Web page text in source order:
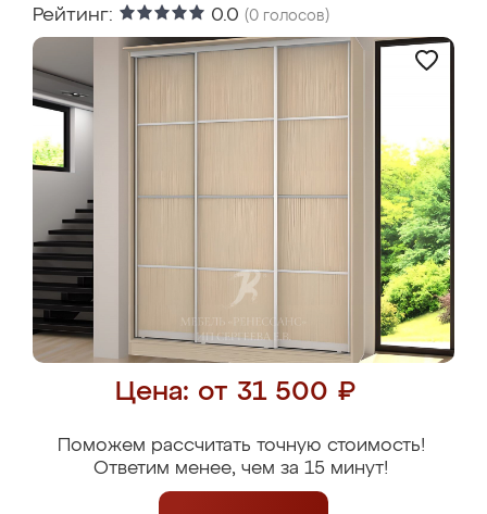
Рейтинг: 0.0 (0 голосов)
Цена: от 31 500 ₽
Поможем рассчитать точную стоимость!
Ответим менее, чем за 15 минут!